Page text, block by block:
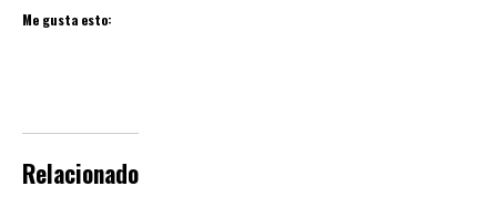
Me gusta esto:
Relacionado